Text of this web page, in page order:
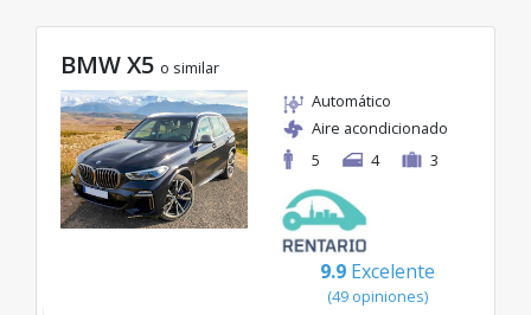
BMW X5 o similar
Automático
Aire acondicionado
5
4 3
9.9 Excelente
(49 opiniones)